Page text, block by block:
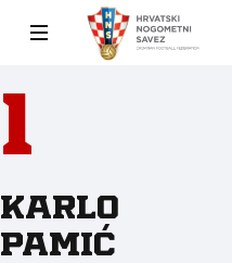
1
Karlo
Pamić